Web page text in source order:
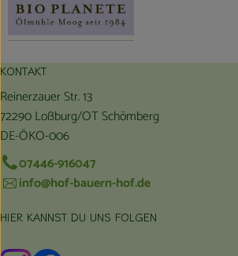
KONTAKT
Reinerzauer Str. 13
72290 Loßburg/OT Schömberg
DE-ÖKO-006
07446-916047
info@hof-bauern-hof.de
HIER KANNST DU UNS FOLGEN